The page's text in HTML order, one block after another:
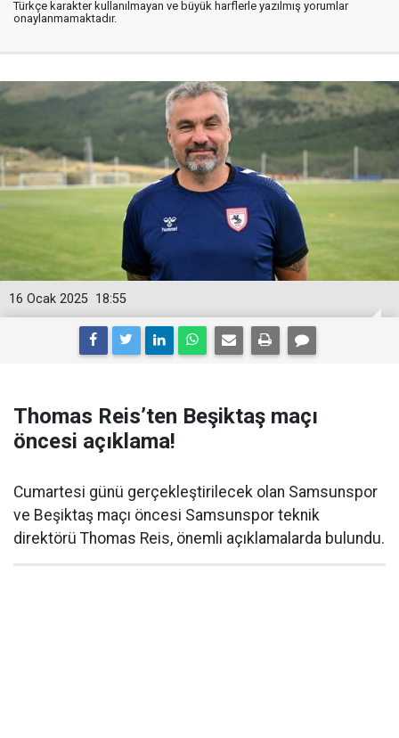
Türkçe karakter kullanılmayan ve büyük harflerle yazılmış yorumlar
onaylanmamaktadır.
18:55
16 Ocak 2025
Thomas Reis’ten Beşiktaş maçı
öncesi açıklama!
Cumartesi günü gerçekleştirilecek olan Samsunspor
ve Beşiktaş maçı öncesi Samsunspor teknik
direktörü Thomas Reis, önemli açıklamalarda bulundu.